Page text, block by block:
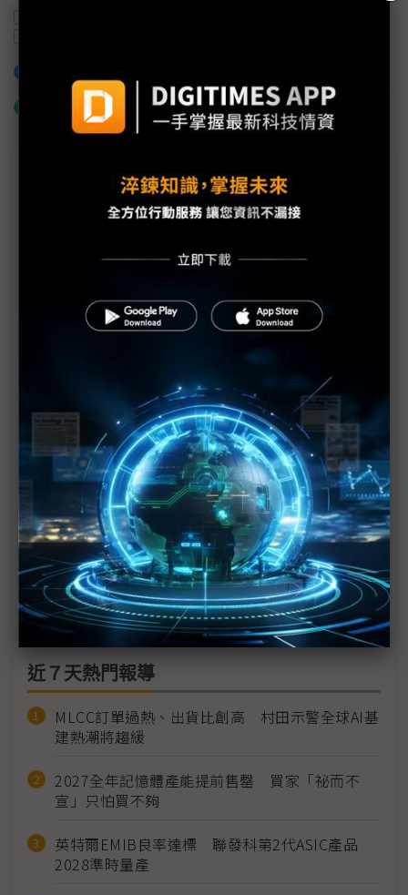
什麼是「關鍵字追蹤」
蘋果AirPods 4新出主動降噪版本 AirPods Max換色
蘋果基本款iPhone 16效能升級最顯著 外觀功能迎
蘋果新品發表：旗艦iPhone 16 Pro 和 iPhone 16
蘋果AI英文版下個月在iPhone、iPad與Mac登場 中
文版要等明年
蘋果發表會推4新品：iPhone 16 全系列多一顆按鍵、
AI推出時程公布、AirPods Pro加入助聽
<< 1 2
近７天熱門報導
MLCC訂單過熱、出貨比創高 村田示警全球AI基
建熱潮將趨緩
2027全年記憶體產能提前售罄 買家「祕而不
宣」只怕買不夠
英特爾EMIB良率達標 聯發科第2代ASIC產品
2028準時量產